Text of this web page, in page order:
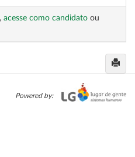
acesse como candidato ou
Powered by: